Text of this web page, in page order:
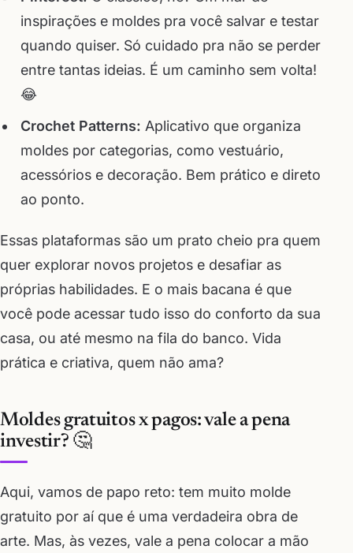
inspirações e moldes pra você salvar e testar
quando quiser. Só cuidado pra não se perder
entre tantas ideias. É um caminho sem volta!
😂
Crochet Patterns: Aplicativo que organiza
moldes por categorias, como vestuário,
acessórios e decoração. Bem prático e direto
ao ponto.
Essas plataformas são um prato cheio pra quem
quer explorar novos projetos e desafiar as
próprias habilidades. E o mais bacana é que
você pode acessar tudo isso do conforto da sua
casa, ou até mesmo na fila do banco. Vida
prática e criativa, quem não ama?
Moldes gratuitos x pagos: vale a pena
investir? 🤔
Aqui, vamos de papo reto: tem muito molde
gratuito por aí que é uma verdadeira obra de
arte. Mas, às vezes, vale a pena colocar a mão